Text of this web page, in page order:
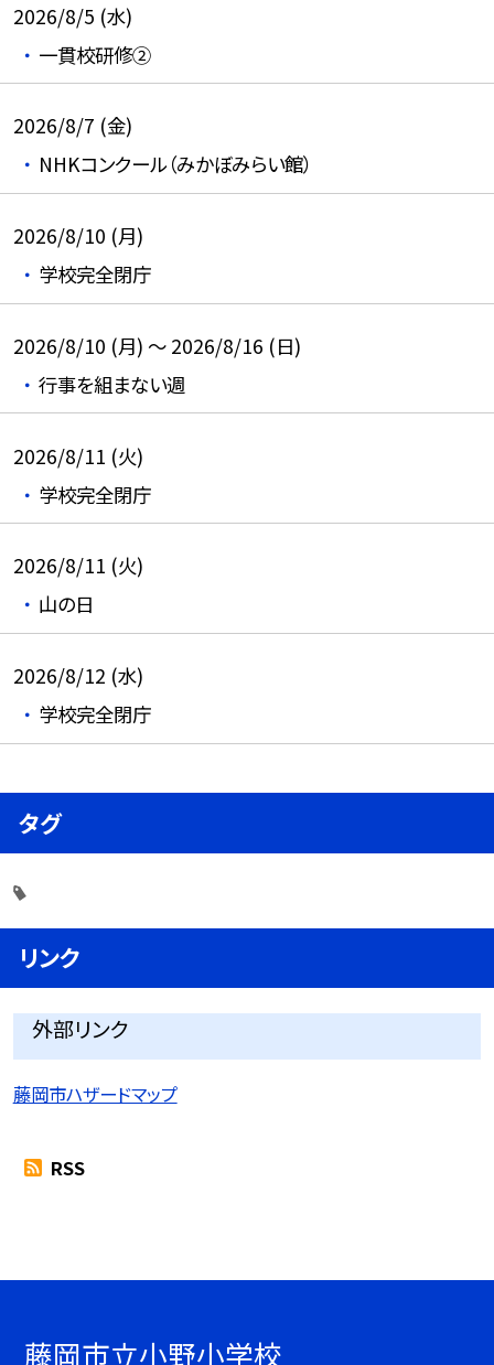
2026/8/5 (水)
一貫校研修②
2026/8/7 (金)
NHKコンクール（みかぼみらい館）
2026/8/10 (月)
学校完全閉庁
2026/8/10 (月) ～ 2026/8/16 (日)
行事を組まない週
2026/8/11 (火)
学校完全閉庁
2026/8/11 (火)
山の日
2026/8/12 (水)
学校完全閉庁
タグ
リンク
外部リンク
藤岡市ハザードマップ
RSS
藤岡市立小野小学校